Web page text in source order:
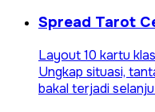
Spread Tarot
Layout 10 kartu
Ungkap situasi,
bakal terjadi